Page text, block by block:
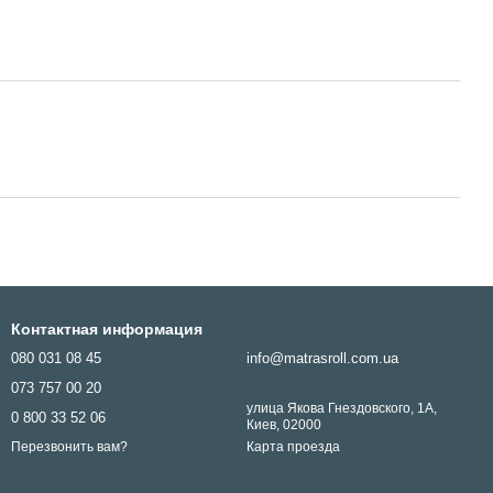
Контактная информация
080 031 08 45
073 757 00 20
0 800 33 52 06
Перезвонить вам?
info@matrasroll.com.ua
улица Якова Гнездовского, 1А,
Киев, 02000
Карта проезда